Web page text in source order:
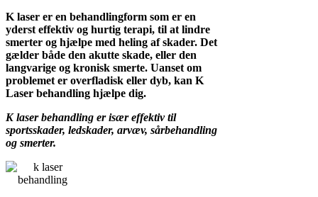
K laser er en behandlingform som er en
yderst effektiv og hurtig terapi, til at lindre
smerter og hjælpe med heling af skader. Det
gælder både den akutte skade, eller den
langvarige og kronisk smerte. Uanset om
problemet er overfladisk eller dyb, kan K
Laser behandling hjælpe dig.
K laser behandling er især effektiv til
sportsskader, ledskader, arvæv, sårbehandling
og smerter.